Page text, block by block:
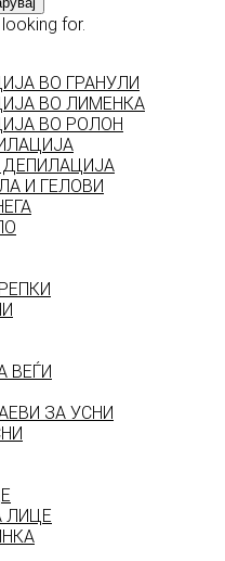
for.
ВО ГРАНУЛИ
ВО ЛИМЕНКА
ВО РОЛОН
ДЕПИЛАЦИЈА
И ГЕЛОВИ
ВЕЃИ
ЗА УСНИ
ЛИЦЕ